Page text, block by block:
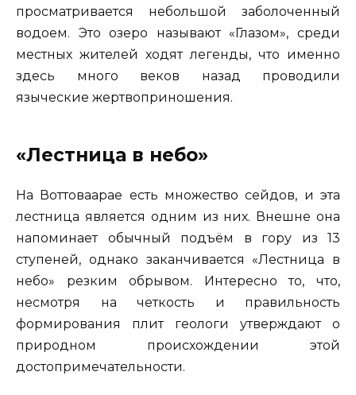
просматривается небольшой заболоченный
водоем. Это озеро называют «Глазом», среди
местных жителей ходят легенды, что именно
здесь много веков назад проводили
языческие жертвоприношения.
«Лестница в небо»
На Воттоваарае есть множество сейдов, и эта
лестница является одним из них. Внешне она
напоминает обычный подъём в гору из 13
ступеней, однако заканчивается «Лестница в
небо» резким обрывом. Интересно то, что,
несмотря на четкость и правильность
формирования плит геологи утверждают о
природном происхождении этой
достопримечательности.